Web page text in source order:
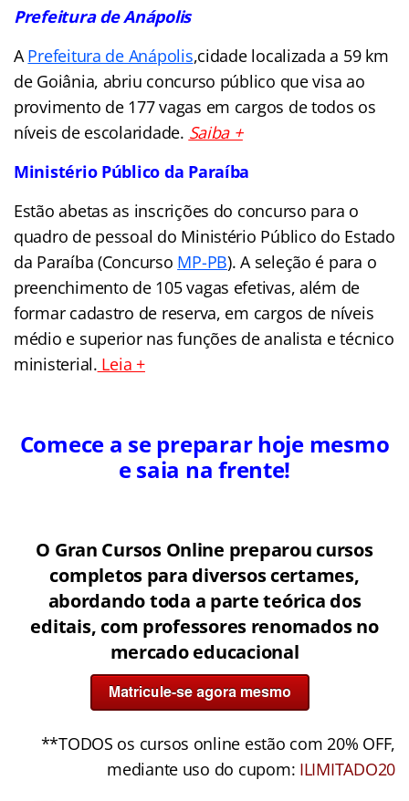
Prefeitura deAnápolis
APrefeitura de Anápolis,cidade localizada a 59 km
de Goiânia, abriu concurso público que visa ao
provimento de 177 vagas em cargos de todos os
níveis de escolaridade. Saiba +
Ministério Público da Paraíba
Estão abetas as inscrições do concurso para o
quadro de pessoal do Ministério Público do Estado
da Paraíba (Concurso MP-PB). A seleção é para o
preenchimento de 105 vagas efetivas, além de
formar cadastro de reserva, em cargos de níveis
médio e superior nas funções de analista e técnico
ministerial. Leia +
Comece a se preparar hoje mesmo
e saia na frente!
O Gran Cursos Online preparou cursos
completos para diversos certames,
abordando toda a parte teórica dos
editais, com professores renomados no
mercado educacional
**TODOS os cursos online estão com 20% OFF,
mediante uso do cupom: ILIMITADO20